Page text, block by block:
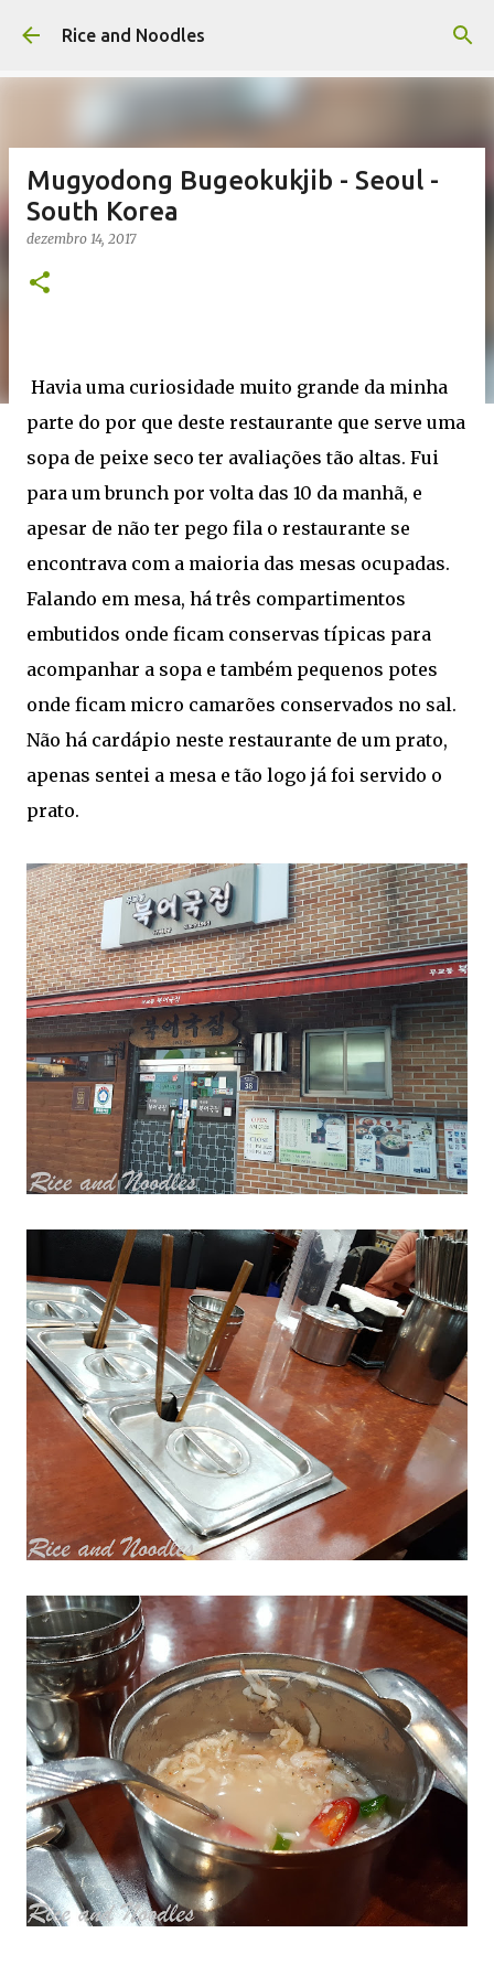
Pular para o conteúdo principal
Rice and Noodles
Mugyodong Bugeokukjib - Seoul -
South Korea
dezembro 14, 2017
Havia uma curiosidade muito grande da minha
parte do por que deste restaurante que serve uma
sopa de peixe seco ter avaliações tão altas. Fui
para um brunch por volta das 10 da manhã, e
apesar de não ter pego fila o restaurante se
encontrava com a maioria das mesas ocupadas.
Falando em mesa, há três compartimentos
embutidos onde ficam conservas típicas para
acompanhar a sopa e também pequenos potes
onde ficam micro camarões conservados no sal.
Não há cardápio neste restaurante de um prato,
apenas sentei a mesa e tão logo já foi servido o
prato.